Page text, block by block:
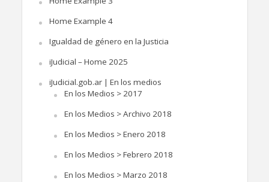
Home Example 4
Igualdad de género en la Justicia
iJudicial – Home 2025
iJudicial.gob.ar | En los medios
En los Medios > 2017
En los Medios > Archivo 2018
En los Medios > Enero 2018
En los Medios > Febrero 2018
En los Medios > Marzo 2018